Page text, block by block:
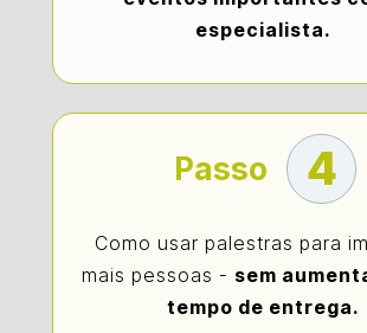
especialista.
Como usar palestras para
mais pessoas - sem
tempo de entrega.
4
Passo